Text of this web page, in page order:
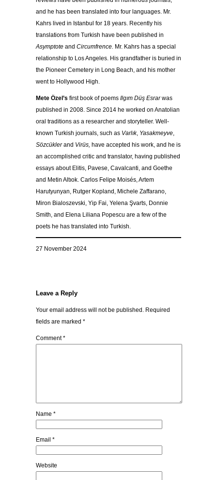
and he has been translated into four languages. Mr.
Kahrs lived in Istanbul for 18 years. Recently his
translations from Turkish have been published in
Asymptote and Circumfrence. Mr. Kahrs has a special
relationship to Los Angeles. His grandfather is buried in
the Pioneer Cemetery in Long Beach, and his mother
went to Hollywood High.
Mete Özel’s first book of poems Ilgım Düş Esrarwas
published in 2008. Since 2014 he worked on Anatolian
oral traditions as a researcher and storyteller. Well-
known Turkish journals, such as Varlık, Yasakmeyve,
Sözcüklerand Virüs, have accepted his work, and he is
an accomplished critic and translator, having published
essays about Elitis, Pavese, Cavalcanti, and Goethe
and Metin Altıok. Carlos Felipe Moisés, Artem
Harutyunyan, Rutger Kopland, Michele Zaffarano,
Miron Bialoszevski, Yip Fai, Yelena Şvarts, Donnie
Smith, and Elena Liliana Popescu are a few of the
poets he has translated into Turkish.
27 November 2024
Leave a Reply
Your email address will not be published. Required
fields are marked *
Comment*
Name *
Email *
Website